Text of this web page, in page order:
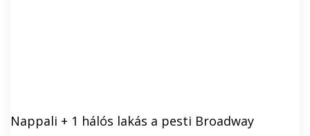
Nappali + 1 hálós lakás a pesti Broadway